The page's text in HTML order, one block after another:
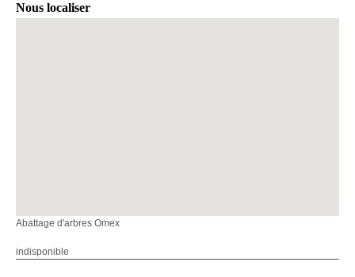
Nous localiser
Abattage d'arbres Omex
indisponible